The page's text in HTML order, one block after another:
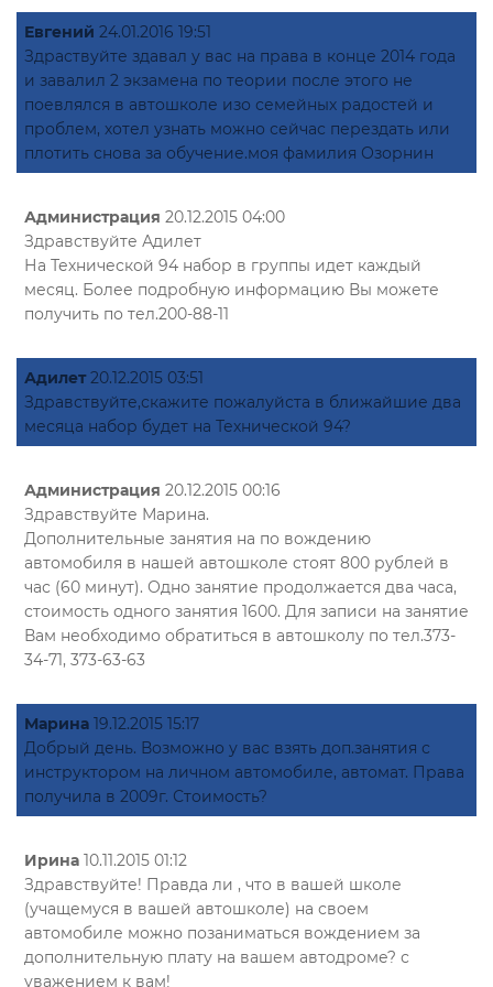
Евгений 24.01.2016 19:51
Здраствуйте здавал у вас на права в конце 2014 года
и завалил 2 экзамена по теории после этого не
поевлялся в автошколе изо семейных радостей и
проблем, хотел узнать можно сейчас перездать или
плотить снова за обучение.моя фамилия Озорнин
Администрация 20.12.2015 04:00
Здравствуйте Адилет
На Технической 94 набор в группы идет каждый
месяц. Более подробную информацию Вы можете
получить по тел.200-88-11
Адилет20.12.2015 03:51
Здравствуйте,скажите пожалуйста в ближайшие два
месяца набор будет на Технической 94?
Администрация 20.12.2015 00:16
Здравствуйте Марина.
Дополнительные занятия на по вождению
автомобиля в нашей автошколе стоят 800 рублей в
час (60 минут). Одно занятие продолжается два часа,
стоимость одного занятия 1600. Для записи на занятие
Вам необходимо обратиться в автошколу по тел.373-
34-71, 373-63-63
Марина 19.12.2015 15:17
Добрый день. Возможно у вас взять доп.занятия с
инструктором на личном автомобиле, автомат. Права
получила в 2009г. Стоимость?
Ирина 10.11.2015 01:12
Здравствуйте! Правда ли , что в вашей школе
(учащемуся в вашей автошколе) на своем
автомобиле можно позаниматься вождением за
дополнительную плату на вашем автодроме? с
уважением к вам!